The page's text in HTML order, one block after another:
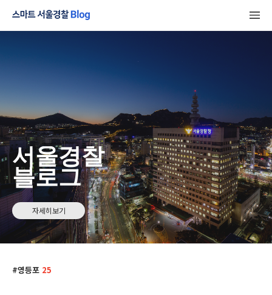
서울경찰
블로그
자세히보기
영등포 25